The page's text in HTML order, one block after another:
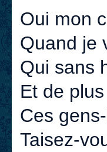
Oui mon
Quand je
Qui sans
Et de
Ces
Taisez-